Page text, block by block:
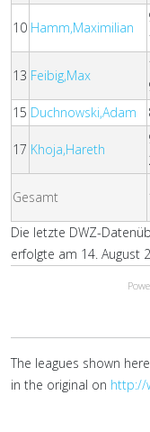
10 Hamm,Maximilian
13 Feibig,Max
15 Duchnowski,Adam
17 Khoja,Hareth
Gesamt
Die letzte DWZ-
erfolgte am 14. August
The leagues shown
in the original on http://